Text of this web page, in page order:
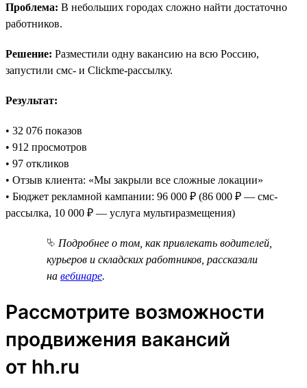
Проблема: В небольших городах сложно найти достаточно
работников.
Решение: Разместили одну вакансию на всю Россию,
запустили смс- и Clickme-рассылку.
Результат:
• 32 076 показов
• 912 просмотров
• 97 откликов
• Отзыв клиента: «Мы закрыли все сложные локации»
• Бюджет рекламной кампании: 96 000 ₽ (86 000 ₽ — смс-
рассылка, 10 000 ₽ — услуга мультиразмещения)
⮱ Подробнее о том, как привлекать водителей,
курьеров и складских работников, рассказали
на вебинаре.
Рассмотрите возможности
продвижения вакансий
от hh.ru